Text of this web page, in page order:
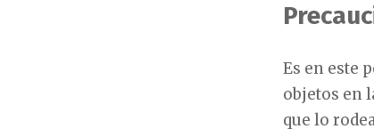
Es en este
objetos en
que lo